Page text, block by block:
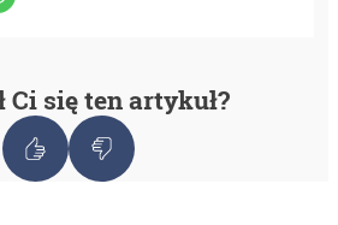
Ci się ten artykuł?